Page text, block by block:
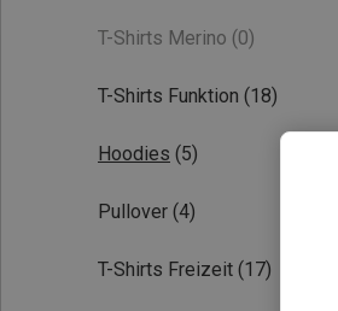
T-Shirts Merino (0)
T-Shirts Funktion (18)
Hoodies (5)
Pullover (4)
T-Shirts Freizeit (17)